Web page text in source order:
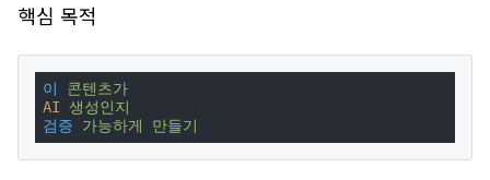
핵심 목적
이
콘텐츠가
AI 생성인지
검증
가능하게 만들기